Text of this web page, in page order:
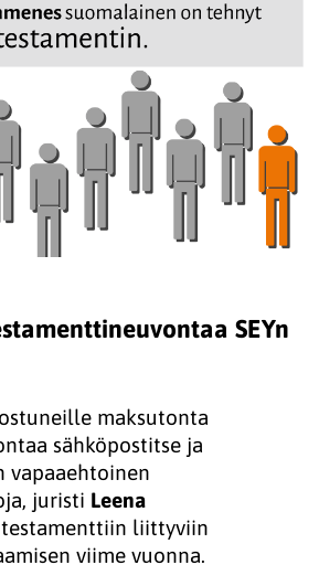
SEYn
maksutonta
sähköpostitse ja
vapaaehtoinen
juristi Leena
liittyviin
viime vuonna.